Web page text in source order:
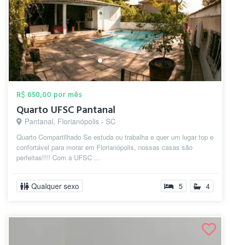
R$ 650,00 por mês
Quarto UFSC Pantanal
Pantanal, Florianópolis - SC
Quarto Compartilhado Se estuda ou trabalha e quer um lugar top e
confortável para morar em Florianópolis, nossas casas são
perfeitas!!!! Com a UFSC ...
Qualquer sexo 5 4